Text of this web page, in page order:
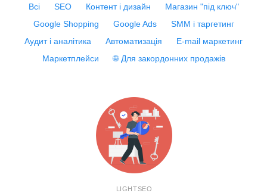
Всi SEO Контент і дизайн
Магазин "під ключ"
Google Shopping
Google Ads
SMM і таргетинг
Аудит і аналітика
Автоматизація
E-mail маркетинг
Маркетплейси
🌐 Для закордонних продажів
LIGHTSEO